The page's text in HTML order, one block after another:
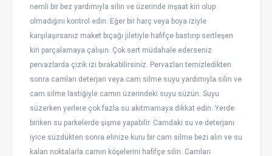
nemli bir bez yardımıyla silin ve üzerinde inşaat kiri olup
olmadığını kontrol edin. Eğer bir harç veya boya iziyle
karşılaşırsanız maket bıçağı jiletiyle hafifçe bastırıp sertleşen
kiri parçalamaya çalışın. Çok sert müdahale ederseniz
pervazlarda çizik izi bırakabilirsiniz. Pervazları temizledikten
sonra camları deterjan veya cam silme suyu yardımıyla silin ve
cam silme lastiğiyle camın üzerindeki suyu süzün. Suyu
süzerken yerlere çok fazla su akıtmamaya dikkat edin. Yerde
biriken su parkelerde şişme yapabilir. Camdaki su ve deterjanı
iyice süzdükten sonra elinize kuru bir cam silme bezi alın ve su
kalan noktalarla camın köşelerini hafifçe silin. Camları